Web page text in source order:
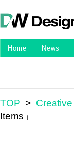
Home News
TOP > Creative
Items」